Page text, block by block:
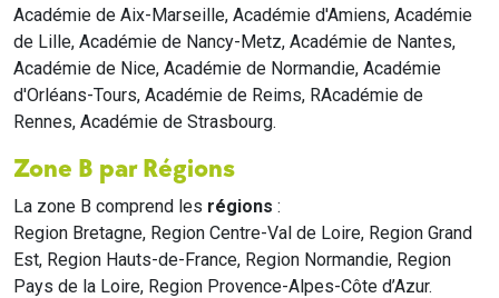
Académie de Aix-Marseille, Académie d'Amiens, Académie
de Lille, Académie de Nancy-Metz, Académie de Nantes,
Académie de Nice, Académie de Normandie, Académie
d'Orléans-Tours, Académie de Reims, RAcadémie de
Rennes, Académie de Strasbourg.
Zone B par Régions
La zone B comprend les régions :
Region Bretagne, Region Centre-Val de Loire, Region Grand
Est, Region Hauts-de-France, Region Normandie, Region
Pays de la Loire, Region Provence-Alpes-Côte d’Azur.